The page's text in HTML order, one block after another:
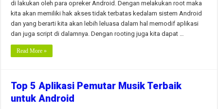
Perlu
di
Lakukan
Setelah
di
di lakukan oleh para opreker Android. Dengan melakukan root maka
kita akan memiliki hak akses tidak terbatas kedalam sistem Android
dan yang berarti kita akan lebih leluasa dalam hal memodif aplikasi
dan juga script di dalamnya. Dengan rooting juga kita dapat …
Read More »
Top 5 Aplikasi Pemutar Musik Terbaik
untuk Android